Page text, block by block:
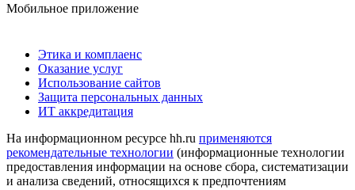
Мобильное приложение
Этика и комплаенс
Оказание услуг
Использование сайтов
Защита персональных данных
ИТ аккредитация
На информационном ресурсе hh.ru применяются
рекомендательные технологии (информационные технологии
предоставления информации на основе сбора, систематизации
и анализа сведений, относящихся к предпочтениям